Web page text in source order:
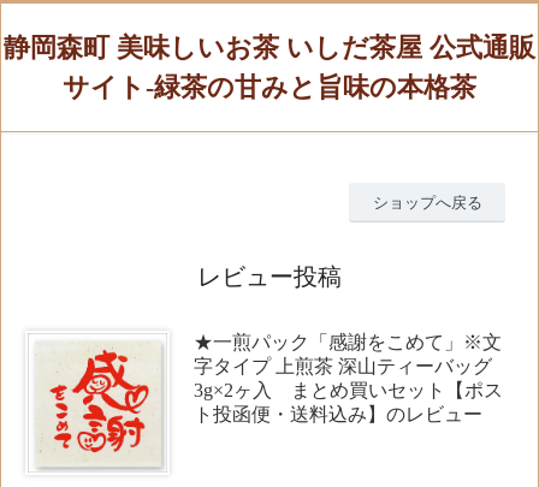
静岡森町 美味しいお茶 いしだ茶屋 公式通販
サイト-緑茶の甘みと旨味の本格茶
ショップへ戻る
レビュー投稿
★一煎パック「感謝をこめて」※文
字タイプ 上煎茶 深山ティーバッグ
3g×2ヶ入 まとめ買いセット【ポス
ト投函便・送料込み】のレビュー